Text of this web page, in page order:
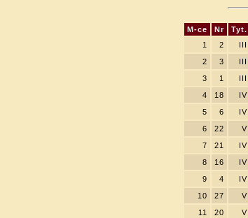
M-ce Nr Tyt.
1
2 III
2
3 III
3
1 III
4
18 IV
5
6 IV
6
22 V
7
21 IV
8
16 IV
9
4 IV
10
27 V
11
20 V